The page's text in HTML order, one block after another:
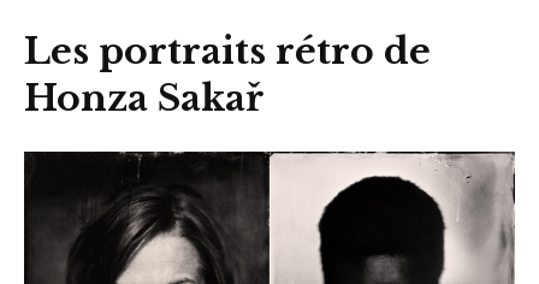
Les portraits rétro de
Honza Sakař